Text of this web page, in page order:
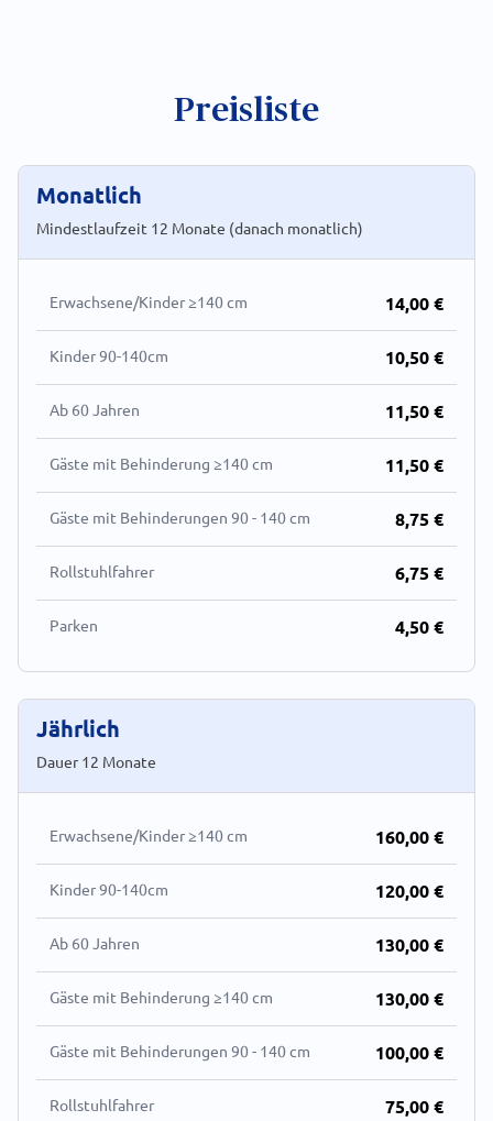
Preisliste
Monatlich
Mindestlaufzeit 12 Monate (danach monatlich)
Erwachsene/Kinder ≥140 cm 14,00 €
Kinder 90-140cm 10,50 €
Ab 60 Jahren 11,50 €
Gäste mit Behinderung ≥140 cm 11,50 €
Gäste mit Behinderungen 90 - 140 cm 8,75 €
Rollstuhlfahrer 6,75 €
Parken 4,50 €
Jährlich
Dauer 12 Monate
Erwachsene/Kinder ≥140 cm 160,00 €
Kinder 90-140cm 120,00 €
Ab 60 Jahren 130,00 €
Gäste mit Behinderung ≥140 cm 130,00 €
Gäste mit Behinderungen 90 - 140 cm 100,00 €
Rollstuhlfahrer 75,00 €